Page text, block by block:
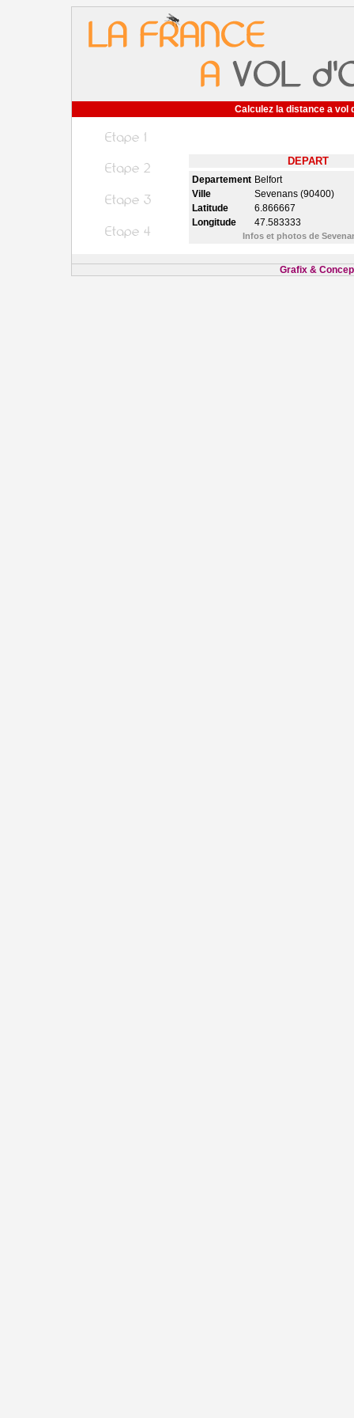
Calculez la distance a vol
DEPART
Departement Belfort
Ville
Sevenans (90400)
Latitude
6.866667
Longitude
47.583333
Infos et photos de
Grafix &